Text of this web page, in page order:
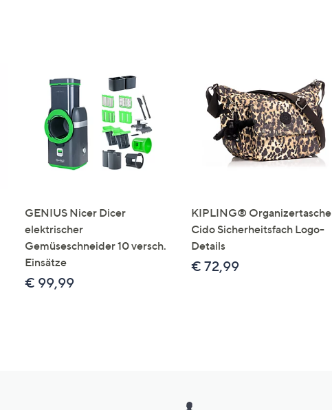
GENIUS Nicer Dicer
elektrischer
Gemüseschneider 10 versch.
Einsätze
€ 99,99
KIPLING® Organizertasche
Cido Sicherheitsfach Logo-
Details
€ 72,99